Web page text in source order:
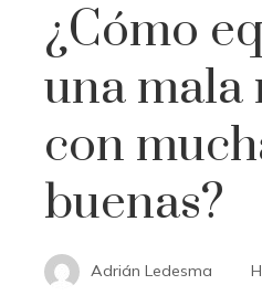
¿Cómo
una mala
con
buenas?
Adrián Ledesma